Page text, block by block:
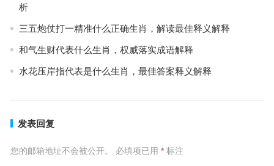
析
三五炮仗打一精准什么正确生肖，解读最佳释义解释
和气生财代表什么生肖，权威落实成语解释
水花压岸指代表是什么生肖，最佳答案释义解释
发表回复
您的邮箱地址不会被公开。 必填项已用 *标注